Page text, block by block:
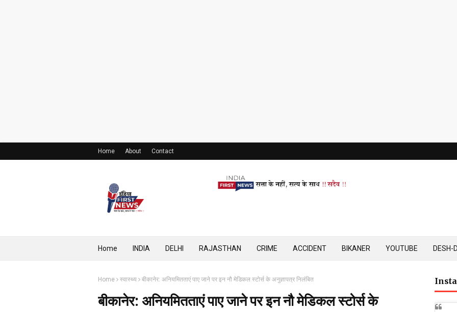
Home About Contact
Home INDIA DELHI RAJASTHAN CRIME ACCIDENT BIKANER YOUTUBE DESH-
Home स्वास्थ्य बीकानेर: अनियमितताएं पाए जाने पर इन नौ मेडिकल स्टोर्स के अनुज्ञापत्र निलंबित
बीकानेर: अनियमितताएं पाए जाने पर इन नौ मेडिकल स्टोर्स के